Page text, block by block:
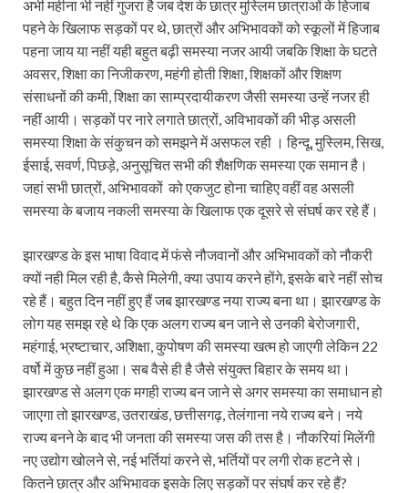
अभी महीना भी नहीं गुजरा है जब देश के छात्र मुस्लिम छात्राओं के हिजाब
पहने के खिलाफ सड़कों पर थे, छात्रों और अभिभावकों को स्कूलों में हिजाब
पहना जाय या नहीं यही बहुत बढ़ी समस्या नजर आयी जबकि शिक्षा के घटते
अवसर, शिक्षा का निजीकरण, महंगी होती शिक्षा, शिक्षकों और शिक्षण
संसाधनों की कमी, शिक्षा का साम्प्रदायीकरण जैसी समस्या उन्हें नजर ही
नहीं आयी। सड़कों पर नारे लगाते छात्रों, अविभावकों की भीड़ असली
समस्या शिक्षा के संकुचन को समझने में असफल रही । हिन्दू, मुस्लिम, सिख,
ईसाई, सवर्ण, पिछड़े, अनुसूचित सभी की शैक्षणिक समस्या एक समान है।
जहां सभी छात्रों, अभिभावकों को एकजुट होना चाहिए वहीं वह असली
समस्या के बजाय नकली समस्या के खिलाफ एक दूसरे से संघर्ष कर रहे हैं।
झारखण्ड के इस भाषा विवाद में फंसे नौजवानों और अभिभावकों को नौकरी
क्यों नही मिल रही है, कैसे मिलेगी, क्या उपाय करने होंगे, इसके बारे नहीं सोच
रहे हैं। बहुत दिन नहीं हुए हैं जब झारखण्ड नया राज्य बना था। झारखण्ड के
लोग यह समझ रहे थे कि एक अलग राज्य बन जाने से उनकी बेरोजगारी,
महंगाई, भ्रष्टाचार, अशिक्षा, कुपोषण की समस्या खत्म हो जाएगी लेकिन 22
वर्षो में कुछ नहीं हुआ। सब वैसे ही है जैसे संयुक्त बिहार के समय था।
झारखण्ड से अलग एक मगही राज्य बन जाने से अगर समस्या का समाधान हो
जाएगा तो झारखण्ड, उतराखंड, छत्तीसगढ़, तेलंगाना नये राज्य बने। नये
राज्य बनने के बाद भी जनता की समस्या जस की तस है। नौकरियां मिलेंगी
नए उद्योग खोलने से, नई भर्तियां करने से, भर्तियों पर लगी रोक हटने से।
कितने छात्र और अभिभावक इसके लिए सड़कों पर संघर्ष कर रहे हैं?